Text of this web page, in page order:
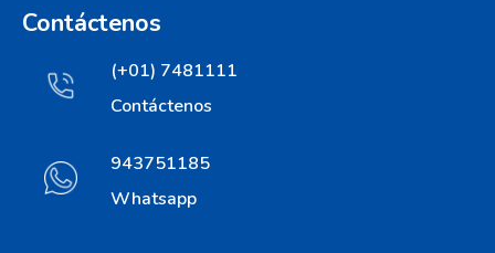
Contáctenos
(+01) 7481111
Contáctenos
943751185
Whatsapp